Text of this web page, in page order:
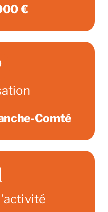
€
Comté